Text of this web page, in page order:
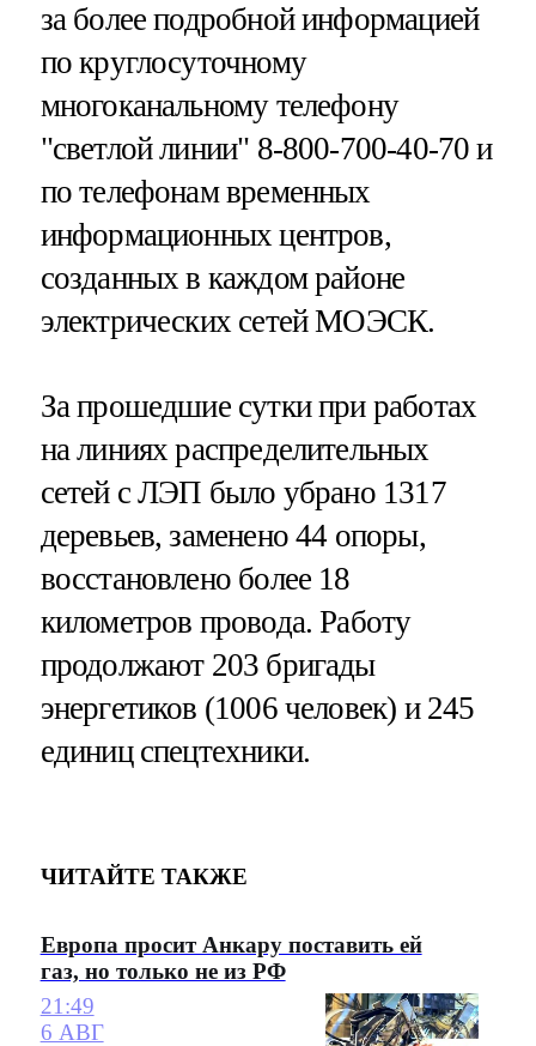
за более подробной информацией
по круглосуточному
многоканальному телефону
"светлой линии" 8-800-700-40-70 и
по телефонам временных
информационных центров,
созданных в каждом районе
электрических сетей МОЭСК.
За прошедшие сутки при работах
на линиях распределительных
сетей с ЛЭП было убрано 1317
деревьев, заменено 44 опоры,
восстановлено более 18
километров провода. Работу
продолжают 203 бригады
энергетиков (1006 человек) и 245
единиц спецтехники.
ЧИТАЙТЕ ТАКЖЕ
Европа просит Анкару поставить ей
газ, но только не из РФ
21:49
6 АВГ